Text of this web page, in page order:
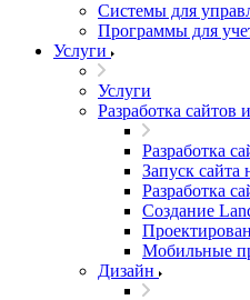
Системы для
Программы для
Услуги
Услуги
Разработка сайтов
Разработка
Запуск
Разработка
Создание
Мобильные
Дизайн